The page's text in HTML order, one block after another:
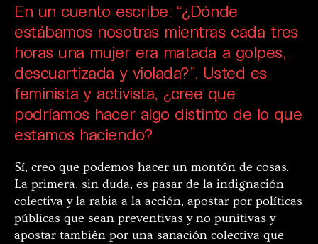
En un cuento escribe: “¿Dónde
estábamos nosotras mientras cada tres
horas una mujer era matada a golpes,
descuartizada y violada?”. Usted es
feminista y activista, ¿cree que
podríamos hacer algo distinto de lo que
estamos haciendo?
Sí, creo que podemos hacer un montón de cosas.
La primera, sin duda, es pasar de la indignación
colectiva y la rabia a la acción, apostar por políticas
públicas que sean preventivas y no punitivas y
apostar también por una sanación colectiva que